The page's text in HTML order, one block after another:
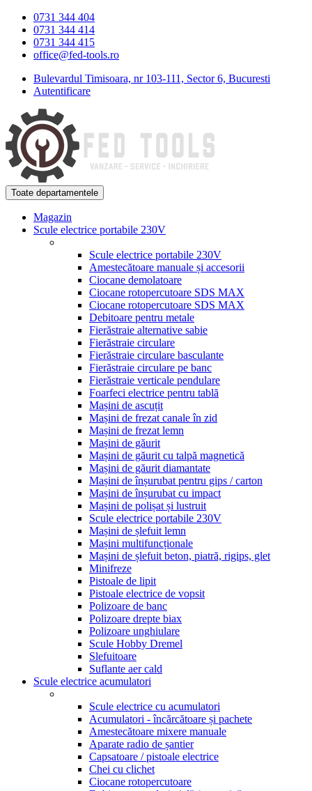
Skip
navigation
Skip
content
0731 344 404
0731 344 414
0731 344 415
office@fed-tools.ro
Bulevardul Timisoara, nr 103-111, Sector 6, Bucuresti
Autentificare
Toate departamentele
Magazin
Scule electrice portabile 230V
Scule electrice portabile 230V
Amestecătoare manuale și accesorii
Ciocane demolatoare
Ciocane rotopercutoare SDS MAX
Ciocane rotopercutoare SDS MAX
Debitoare pentru metale
Fierăstraie alternative sabie
Fierăstraie circulare
Fierăstraie circulare basculante
Fierăstraie circulare pe banc
Fierăstraie verticale pendulare
Foarfeci electrice pentru tablă
Mașini de ascuțit
Mașini de frezat canale în zid
Mașini de frezat lemn
Mașini de găurit
Mașini de găurit cu talpă magnetică
Mașini de găurit diamantate
Mașini de înșurubat pentru gips / carton
Mașini de înșurubat cu impact
Mașini de polișat și lustruit
Scule electrice portabile 230V
Mașini de șlefuit lemn
Mașini multifuncționale
Mașini de șlefuit beton, piatră, rigips, glet
Minifreze
Pistoale de lipit
Pistoale electrice de vopsit
Polizoare de banc
Polizoare drepte biax
Polizoare unghiulare
Scule Hobby Dremel
Slefuitoare
Suflante aer cald
Scule electrice acumulatori
Scule electrice cu acumulatori
Acumulatori - încărcătoare și pachete
Amestecătoare mixere manuale
Aparate radio de șantier
Capsatoare / pistoale electrice
Chei cu clichet
Ciocane rotopercutoare